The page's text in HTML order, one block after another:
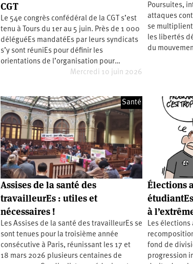
CGT
Le 54e congrès confédéral de la CGT s’est
tenu à Tours du 1er au 5 juin. Près de 1 000
déléguéEs mandatéEs par leurs syndicats
s’y sont réuniEs pour définir les
orientations de l’organisation pour…
Mercredi 10 juin 2026
Poursuites,
attaques
se
les libertés
du
Santé
Assises de la santé des
travailleurEs : utiles et
nécessaires !
Les Assises de la santé des travailleurEs se
sont tenues pour la troisième année
consécutive à Paris, réunissant les 17 et
18 mars 2026 plusieurs centaines de
Élections
à
Les élections
fond de
progression